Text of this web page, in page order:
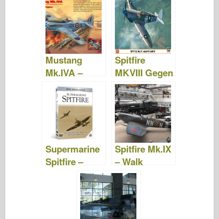
aus dem
Zweiten
Weltkrieg –
ICM 72135
Aufklärungsfl
ugzeug – ICM
48212
Mustang
Mk.IVA –
RAF-Kämpfer
– ICM 48155
Spitfire
MKVIII Gegen
Japan
Limited
Edition –
Hasegawa
07301
Supermarine
Spitfire –
Spitfire Mk.IX
– Walk
Around